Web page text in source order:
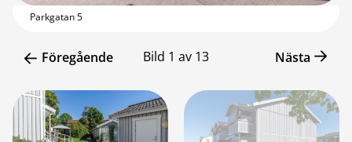
Parkgatan 5
Föregående Bild 1 av 13 Nästa